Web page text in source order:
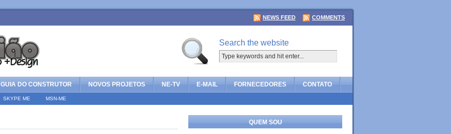
NEWS FEED COMMENTS
Search the website
GUIA DO CONSTRUTOR NOVOS PROJETOS NE-TV E-MAIL FORNECEDORES CONTATO
SKYPE ME MSN-ME
QUEM SOU